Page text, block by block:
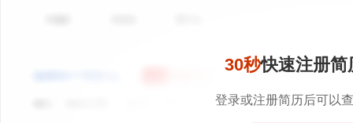
30秒快速注册简
登录或注册简历后可以